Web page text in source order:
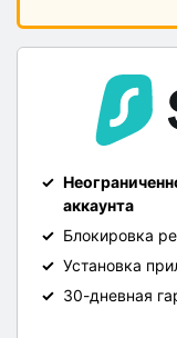
аккаунта
Блокировка
Установка
30-дневная